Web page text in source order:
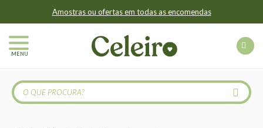
Amostras ou ofertas em todas as encomendas
MENU